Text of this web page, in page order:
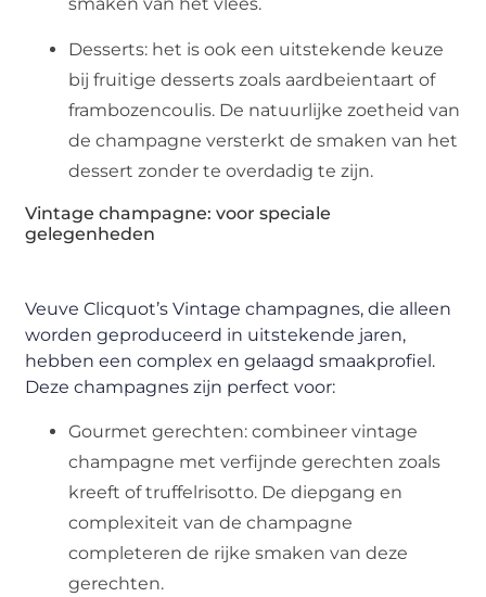
Desserts: het is ook een uitstekende keuze
bij fruitige desserts zoals aardbeientaart of
frambozencoulis. De natuurlijke zoetheid van
de champagne versterkt de smaken van het
dessert zonder te overdadig te zijn.
Vintage champagne: voor speciale
gelegenheden
Veuve Clicquot’s Vintage champagnes, die alleen
worden geproduceerd in uitstekende jaren,
hebben een complex en gelaagd smaakprofiel.
Deze champagnes zijn perfect voor:
Gourmet gerechten: combineer vintage
champagne met verfijnde gerechten zoals
kreeft of truffelrisotto. De diepgang en
complexiteit van de champagne
completeren de rijke smaken van deze
gerechten.